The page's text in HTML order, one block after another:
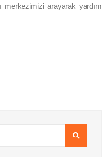
merkezimizi arayarak yardım